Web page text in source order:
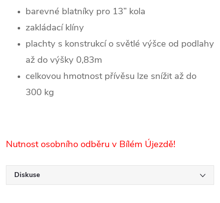
barevné blatníky pro 13” kola
zakládací klíny
plachty s konstrukcí o světlé výšce od podlahy
až do výšky 0,83m
celkovou hmotnost přívěsu lze snížit až do
300 kg
Nutnost osobního odběru v Bílém Újezdě!
Diskuse